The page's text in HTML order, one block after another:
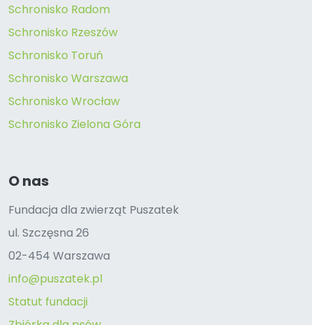
Schronisko Radom
Schronisko Rzeszów
Schronisko Toruń
Schronisko Warszawa
Schronisko Wrocław
Schronisko Zielona Góra
O nas
Fundacja dla zwierząt Puszatek
ul. Szczęsna 26
02-454 Warszawa
info@puszatek.pl
Statut fundacji